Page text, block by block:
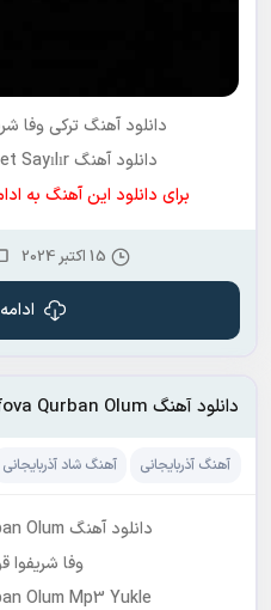
دانلود آهنگ ترکیوفا
دانلود آهنگ Vefa Şerifova Cennet Sayılır
برای دانلود این آهنگ به
15 اکتبر 2024
دانلود آهنگ Vefa Şerifova Qurban Olum
آهنگ آذربایجانی آهنگ شاد آذربایجانی
دانلود آهنگ Vefa Şerifova Qurban Olum
وفا شریفوا
Olum Mp3 Yukle